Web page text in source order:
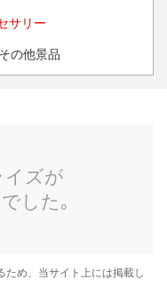
サリー
その他景品